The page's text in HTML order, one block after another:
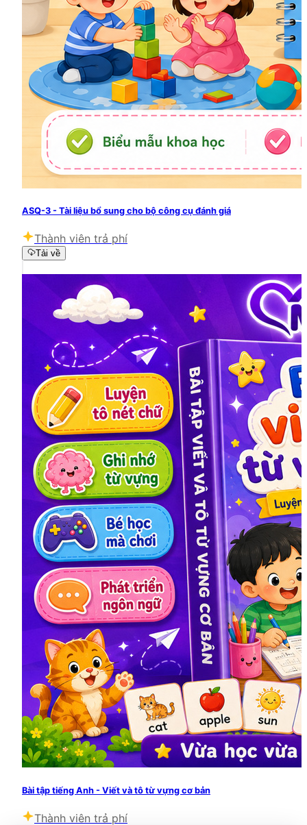
ASQ-3 - Tài liệu bổ sung cho bộ công cụ đánh giá
Thành viên trả phí
Tải về
Bài tập tiếng Anh - Viết và tô từ vựng cơ bản
Thành viên trả phí